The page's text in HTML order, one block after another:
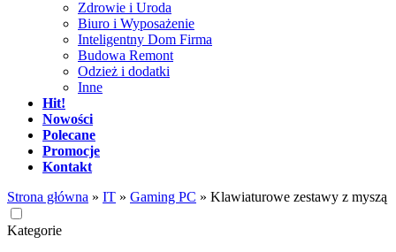
Zdrowie i Uroda
Biuro i Wyposażenie
Inteligentny Dom Firma
Budowa Remont
Odzież i dodatki
Inne
Hit!
Nowości
Polecane
Promocje
Kontakt
Strona główna » IT » Gaming PC » Klawiaturowe zestawy z myszą
Kategorie